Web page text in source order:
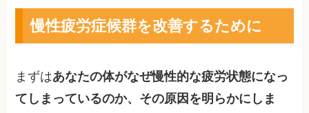
慢性疲労症候群を改善するために
まずはあなたの体がなぜ慢性的な疲労状態になっ
てしまっているのか、その原因を明らかにしま